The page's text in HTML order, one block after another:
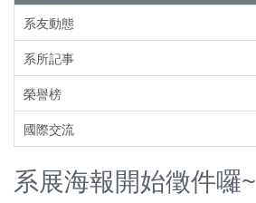
系友動態
系所記事
榮譽榜
國際交流
系展海報開始徵件囉~